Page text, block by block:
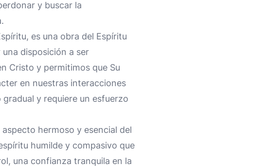
y buscar la
es una obra del Espíritu
disposición a ser
Cristo y permitimos que Su
en nuestras interacciones
y requiere un esfuerzo
hermoso y esencial del
humilde y compasivo que
una confianza tranquila en la